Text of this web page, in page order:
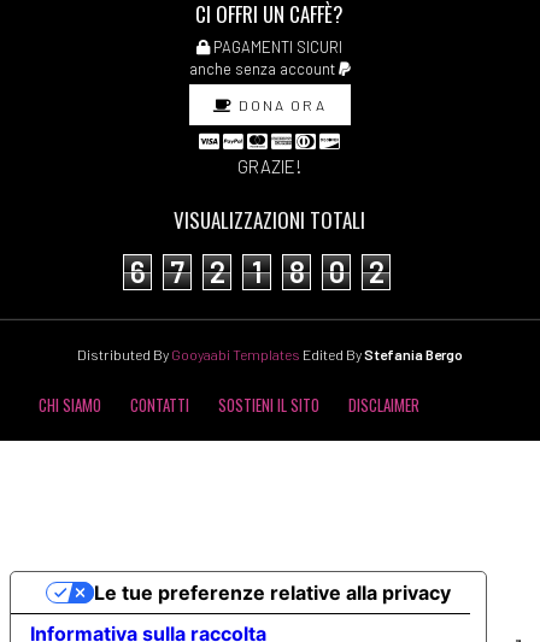
CI OFFRI UN CAFFÈ?
PAGAMENTI SICURI
anche senza account
DONA ORA
GRAZIE!
VISUALIZZAZIONI TOTALI
6 7 2 1 8 0 2
Distributed By Gooyaabi Templates Edited ByStefania Bergo
CHI SIAMO CONTATTI SOSTIENI IL SITO DISCLAIMER
Informativa sulla raccolta
Le tue preferenze relative alla privacy